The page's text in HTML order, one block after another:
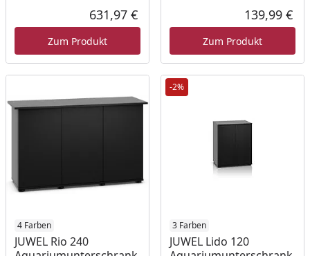
Aktueller Preis
631,97 €
Zum Produkt
139,99 €
Zum Produkt
4 Farben
JUWEL Rio 240
-2%
3 Farben
JUWEL Lido 120